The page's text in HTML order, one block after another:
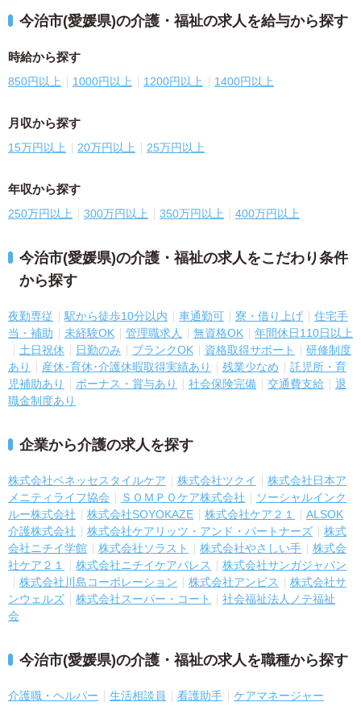
今治市(愛媛県)の介護・福祉の求人を給与から探す
時給から探す
850円以上 1000円以上 1200円以上 1400円以上
月収から探す
15万円以上 20万円以上 25万円以上
年収から探す
250万円以上 300万円以上 350万円以上 400万円以上
今治市(愛媛県)の介護・福祉の求人をこだわり条件
から探す
夜勤専従 駅から徒歩10分以内 車通勤可 寮・借り上げ
住宅手
当・補助
未経験OK 管理職求人 無資格OK
年間休日110日以上
土日祝休
日勤のみ ブランクOK 資格取得サポート
研修制度
あり
産休･育休･介護休暇取得実績あり 残業少なめ
託児所・育
児補助あり
ボーナス・賞与あり 社会保険完備 交通費支給
退
職金制度あり
企業から介護の求人を探す
株式会社ベネッセスタイルケア 株式会社ツクイ
株式会社日本ア
メニティライフ協会
ＳＯＭＰＯケア株式会社
ソーシャルインク
ルー株式会社
株式会社SOYOKAZE 株式会社ケア２１
ALSOK
介護株式会社
株式会社ケアリッツ・アンド・パートナーズ
株式
会社ニチイ学館
株式会社ソラスト 株式会社やさしい手
株式会
社ケア２１
株式会社ニチイケアパレス
株式会社サンガジャパン
株式会社川島コーポレーション
株式会社アンビス
株式会社サ
ンウェルズ
株式会社スーパー・コート
社会福祉法人ノテ福祉
会
今治市(愛媛県)の介護・福祉の求人を職種から探す
介護職・ヘルパー 生活相談員 看護助手 ケアマネージャー